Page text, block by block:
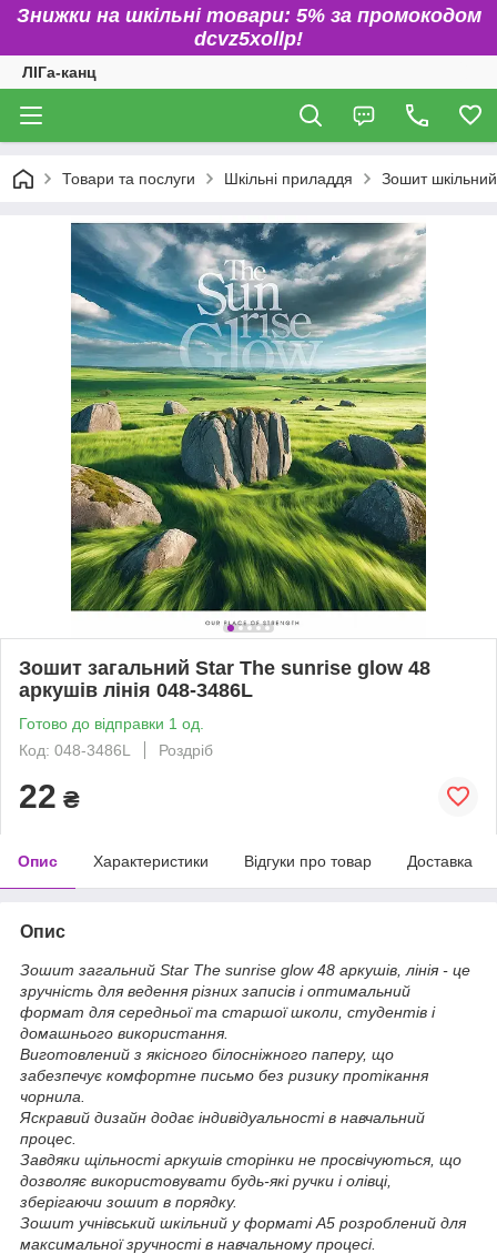
Знижки на шкільні товари: 5% за промокодом
dcvz5xollp!
ЛІГа-канц
Товари та послуги Шкільні приладдя Зошит шкільний
Зошит загальний Star The sunrise glow 48
аркушів лінія 048-3486L
Готово до відправки 1 од.
Код: 048-3486L
Роздріб
22 ₴
Опис Характеристики Відгуки про товар Доставка
Опис
Зошит загальний Star The sunrise glow 48 аркушів, лінія - це
зручність для ведення різних записів і оптимальний
формат для середньої та старшої школи, студентів і
домашнього використання.
Виготовлений з якісного білосніжного паперу, що
забезпечує комфортне письмо без ризику протікання
чорнила.
Яскравий дизайн додає індивідуальності в навчальний
процес.
Завдяки щільності аркушів сторінки не просвічуються, що
дозволяє використовувати будь-які ручки і олівці,
зберігаючи зошит в порядку.
Зошит учнівський шкільний у форматі А5 розроблений для
максимальної зручності в навчальному процесі.